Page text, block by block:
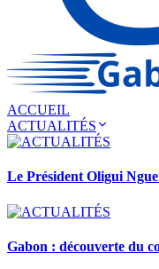
ACCUEIL
ACTUALITÉS
Le Président Oligui
Gabon : découverte du